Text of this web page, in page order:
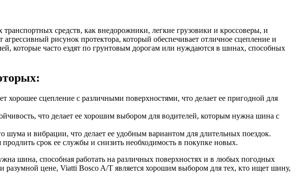
средств, как внедорожники, легкие грузовики и кроссоверы, и
рисунок протектора, который обеспечивает отличное сцепление и
которые часто ездят по грунтовым дорогам или нуждаются в шинах, способных
сцепление с различными поверхностями, что делает ее пригодной для
что делает ее хорошим выбором для водителей, которым нужна шина с
и вибрации, что делает ее удобным вариантом для длительных поездок.
срок ее службы и снизить необходимость в покупке новых.
шина, способная работать на различных поверхностях и в любых погодных
разумной цене, Viatti Bosco A/T является хорошим выбором для тех, кто ищет шину,